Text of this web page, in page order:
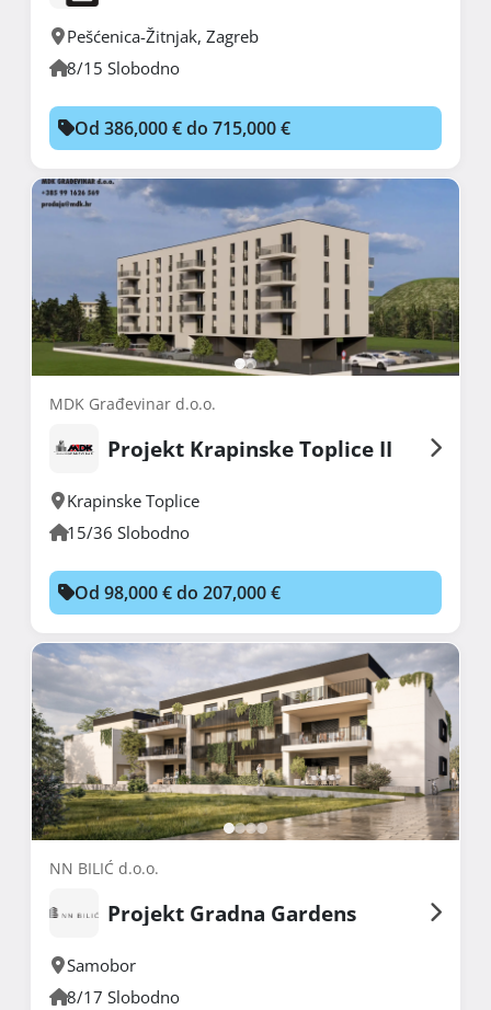
Pešćenica-Žitnjak, Zagreb
8/15 Slobodno
Od 386,000 € do 715,000 €
MDK Građevinar d.o.o.
Projekt Krapinske Toplice II
Krapinske Toplice
15/36 Slobodno
Od 98,000 € do 207,000 €
NN BILIĆ d.o.o.
Projekt Gradna Gardens
Samobor
8/17 Slobodno